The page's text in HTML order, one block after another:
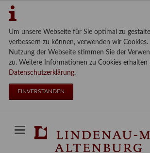
Um unsere Webseite für Sie optimal zu
verbessern zu können, verwenden wir
Nutzung der Webseite stimmen Sie der
zu. Weitere Informationen zu Cookies erhalten
Datenschutzerklärung.
EINVERSTANDEN